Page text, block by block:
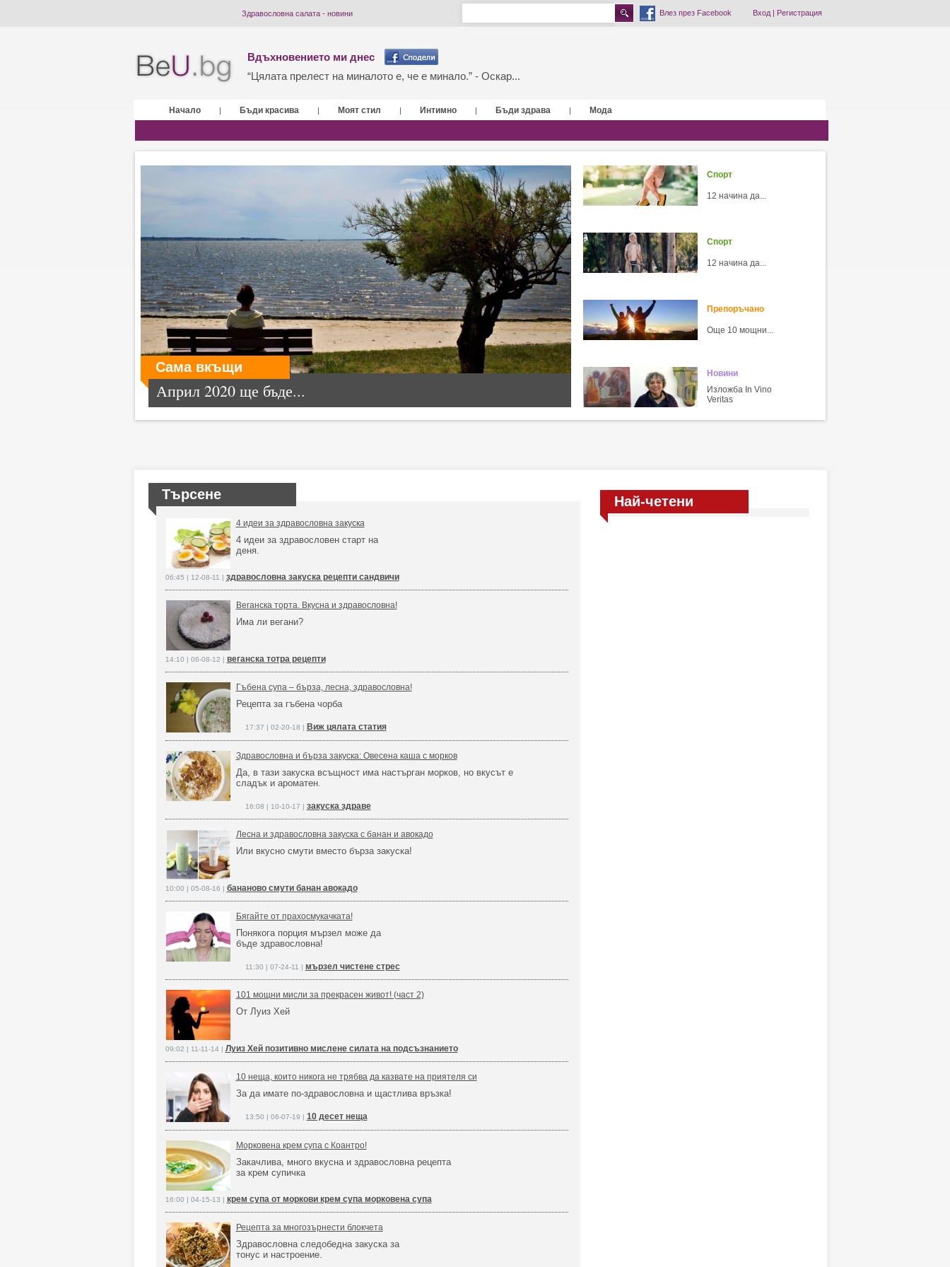
Здравословна салата - новини Влез през Facebook Вход| Регистрация
Вдъхновението ми днес
“Цялата прелест на миналото е, че е минало.” - Оскар...
Начало | Бъди красива | Моят стил | Интимно | Бъди здрава | Мода
Сама вкъщи
Април 2020 ще бъде...
Спорт
12 начина да...
Спорт
12 начина да...
Препоръчано
Още 10 мощни...
Новини
Изложба In Vino
Veritas
Търсене
4 идеи за здравословна закуска
4 идеи за здравословен старт на
деня.
06:45 | 12-08-11 | здравословна закуска рецепти сандвичи
Веганска торта. Вкусна и здравословна!
Има ли вегани?
14:10 | 06-08-12 | веганска тотра рецепти
Гъбена супа – бърза, лесна, здравословна!
Рецепта за гъбена чорба
17:37 | 02-20-18 | Виж цялата статия
Здравословна и бърза закуска: Овесена каша с морков
Да, в тази закуска всъщност има настърган морков, но вкусът е
сладък и ароматен.
16:08 | 10-10-17 | закуска здраве
Лесна и здравословна закуска с банан и авокадо
Или вкусно смути вместо бърза закуска!
10:00 | 05-08-16 | бананово смути банан авокадо
Бягайте от прахосмукачката!
Понякога порция мързел може да
бъде здравословна!
11:30 | 07-24-11 | мързел чистене стрес
101 мощни мисли за прекрасен живот! (част 2)
От Луиз Хей
09:02 | 11-11-14 | Луиз Хей позитивно мислене силата на подсъзнанието
10 неща, които никога не трябва да казвате на приятеля си
За да имате по-здравословна и щастлива връзка!
13:50 | 06-07-19 | 10 десет неща
Морковена крем супа с Коантро!
Закачлива, много вкусна и здравословна рецепта
за крем супичка
16:00 | 04-15-13 | крем супа от моркови крем супа морковена супа
Рецепта за многозърнести блокчета
Здравословна следобедна закуска за
тонус и настроение.
Най-четени